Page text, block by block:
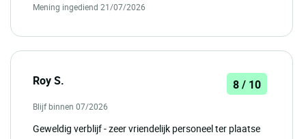
Mening ingediend 21/07/2026
Roy S. 8 / 10
Blijf binnen 07/2026
Geweldig verblijf - zeer vriendelijk personeel ter plaatse